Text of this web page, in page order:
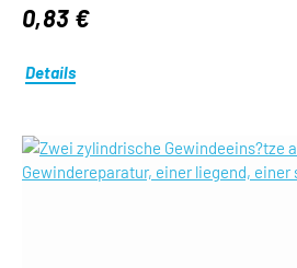
0,83 €
Details